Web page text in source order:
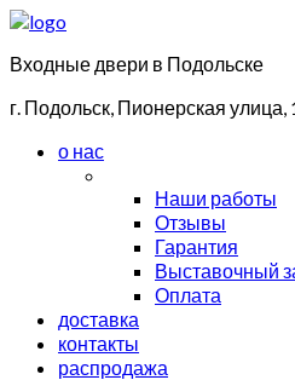
Входные двери в Подольске
г. Подольск, Пионерская улица,
о нас
Наши работы
Отзывы
Гарантия
Выставочный
Оплата
доставка
контакты
распродажа